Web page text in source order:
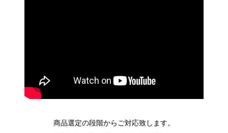
商品選定の段階からご対応致します。